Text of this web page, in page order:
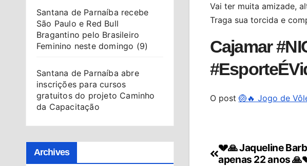
Santana de Parnaíba recebe
São Paulo e Red Bull
Bragantino pelo Brasileiro
Feminino neste domingo (9)
Santana de Parnaíba abre
inscrições para cursos
gratuitos do projeto Caminho
da Capacitação
Archives
Vai ter muita amizade,
Traga sua torcida e
Cajamar
O post 🏐🔥 Jogo de
Navegação
💔🙏 Jaqueline
apenas 22 anos